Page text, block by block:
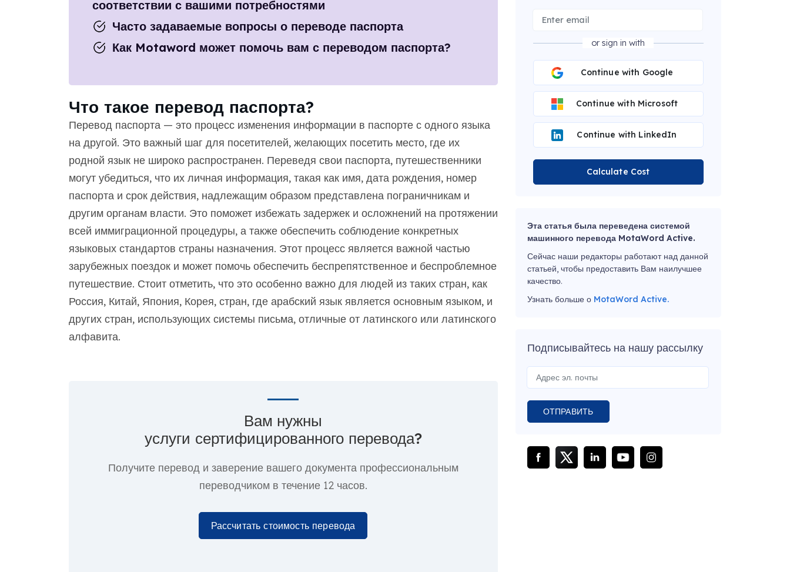
соответствии с вашими потребностями
Часто задаваемые вопросы о переводе паспорта
Как Motaword может помочь вам с переводом паспорта?
Что такое перевод паспорта?
Перевод паспорта — это процесс изменения информации в паспорте с одного языка
на другой. Это важный шаг для посетителей, желающих посетить место, где их
родной язык не широко распространен. Переведя свои паспорта, путешественники
могут убедиться, что их личная информация, такая как имя, дата рождения, номер
паспорта и срок действия, надлежащим образом представлена пограничникам и
другим органам власти. Это поможет избежать задержек и осложнений на протяжении
всей иммиграционной процедуры, а также обеспечить соблюдение конкретных
языковых стандартов страны назначения. Этот процесс является важной частью
зарубежных поездок и может помочь обеспечить беспрепятственное и беспроблемное
путешествие. Стоит отметить, что это особенно важно для людей из таких стран, как
Россия, Китай, Япония, Корея, стран, где арабский язык является основным языком, и
других стран, использующих системы письма, отличные от латинского или латинского
алфавита.
Вам нужны
услуги сертифицированного перевода?
Получите перевод и заверение вашего документа профессиональным
переводчиком в течение 12 часов.
Рассчитать стоимость перевода
or sign in with
Continue with Google
Continue with Microsoft
Continue with LinkedIn
Calculate Cost
Эта статья была переведена системой
машинного перевода MotaWord Active.
Сейчас наши редакторы работают над данной
статьей, чтобы предоставить Вам наилучшее
качество.
Узнать больше о MotaWord Active.
Подписывайтесь на нашу рассылку
ОТПРАВИТЬ